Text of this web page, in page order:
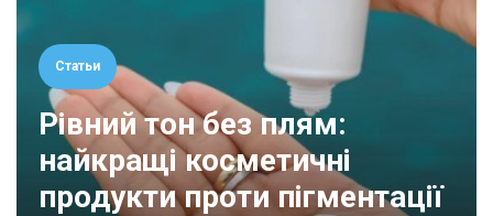
Статьи
Рівний тон без плям:
найкращі косметичні
продукти проти пігментації